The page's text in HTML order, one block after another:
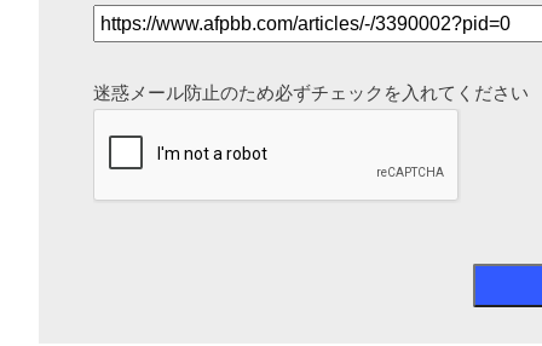
迷惑メール防止のため必ずチェックを入れてください